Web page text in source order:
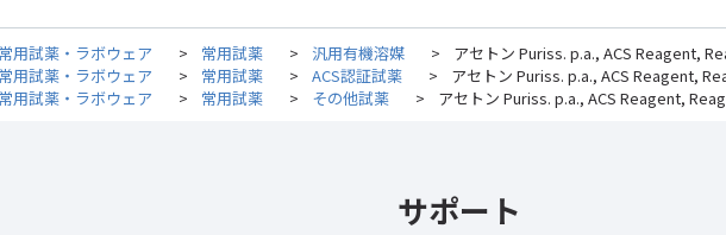
常用試薬・ラボウェア > 常用試薬 > 汎用有機溶媒 >
アセトン Puriss. p.a., ACS Reagent,
常用試薬・ラボウェア > 常用試薬 > ACS認証試薬 >
アセトン Puriss. p.a., ACS Reagent,
常用試薬・ラボウェア > 常用試薬 > その他試薬 > アセトン Puriss. p.a., ACS Reagent,
サポート